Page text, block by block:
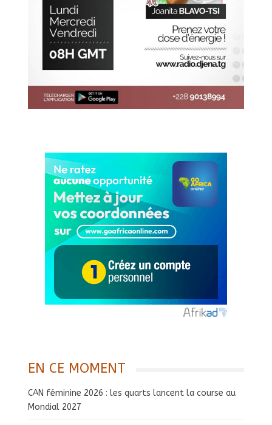
EN CE MOMENT
CAN féminine 2026 : les quarts lancent la course au
Mondial 2027